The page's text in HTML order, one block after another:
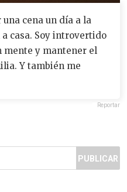
cena un día a la
casa. Soy introvertido
mente y mantener el
Y también me
Reportar
PUBLICAR